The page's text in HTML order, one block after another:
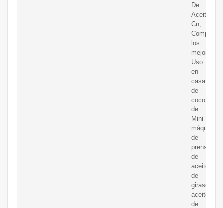
De
Aceite
Cn,
Comprar
los
mejores
Uso
en
casa
de
coco
de
Mini
máquina
de
prensa
de
aceite
de
girasol
aceite
de